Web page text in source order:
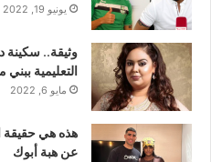
يونيو 19, 2022
وثيقة.. سكينة
التعليمية ببني
مايو 6, 2022
هذه هي حقيقة
عن هبة أبوك